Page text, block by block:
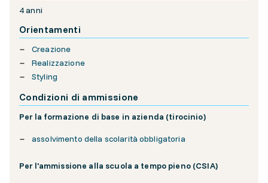
4 anni
Orientamenti
Creazione
Realizzazione
Styling
Condizioni di ammissione
Per la formazione di base in azienda (tirocinio)
assolvimento della scolarità obbligatoria
Per l'ammissione alla scuola a tempo pieno (CSIA)